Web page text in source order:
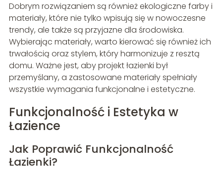
Dobrym rozwiązaniem są również ekologiczne farby i
materiały, które nie tylko wpisują się w nowoczesne
trendy, ale także są przyjazne dla środowiska.
Wybierając materiały, warto kierować się również ich
trwałością oraz stylem, który harmonizuje z resztą
domu. Ważne jest, aby projekt łazienki był
przemyślany, a zastosowane materiały spełniały
wszystkie wymagania funkcjonalne i estetyczne.
Funkcjonalność i Estetyka w
Łazience
Jak Poprawić Funkcjonalność
Łazienki?